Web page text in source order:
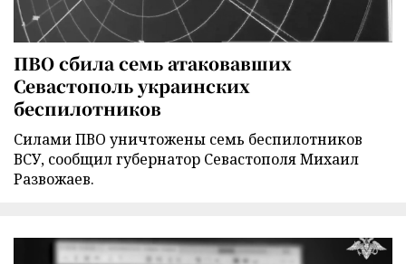
ПВО сбила семь атаковавших
Севастополь украинских
беспилотников
Силами ПВО уничтожены семь беспилотников
ВСУ, сообщил губернатор Севастополя Михаил
Развожаев.